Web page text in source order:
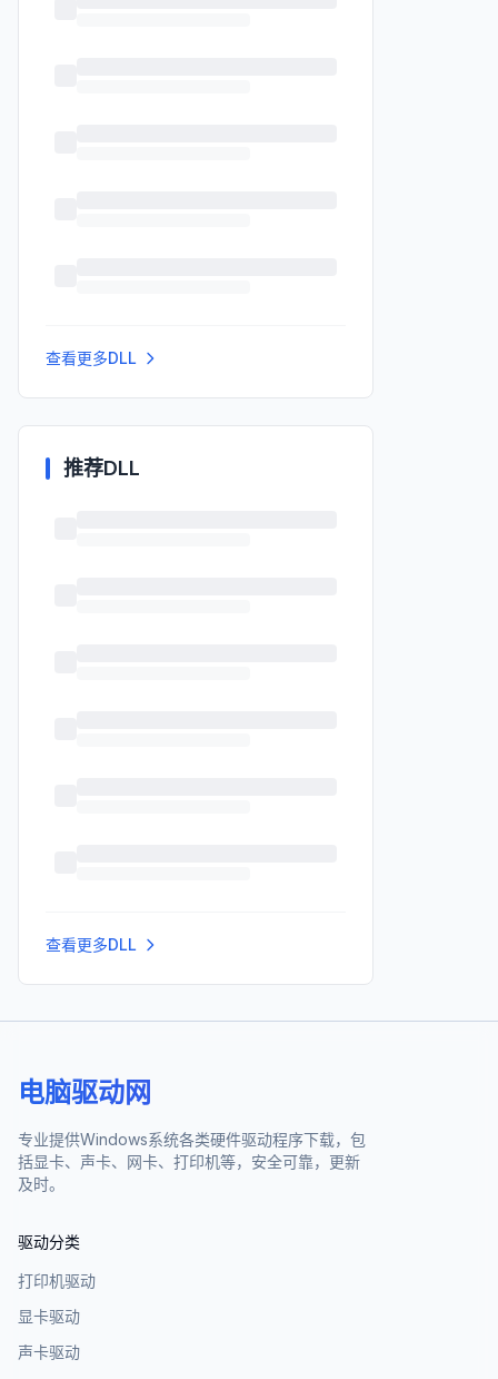
查看更多DLL
推荐DLL
查看更多DLL
电脑驱动网
专业提供Windows系统各类硬件驱动程序下载，包
括显卡、声卡、网卡、打印机等，安全可靠，更新
及时。
驱动分类
打印机驱动
显卡驱动
声卡驱动